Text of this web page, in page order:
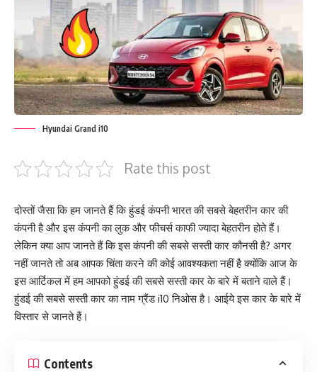
Hyundai Grand i10
Rate this post
दोस्तों जैसा कि हम जानते हैं कि हुंडई कंपनी भारत की सबसे बेहतरीन कार की
कंपनी है और इस कंपनी का लुक और फीचर्स काफी ज्यादा बेहतरीन होते हैं।
लेकिन क्या आप जानते हैं कि इस कंपनी की सबसे सस्ती कार कौनसी है? अगर
नहीं जानते तो अब आपक चिंता करने की कोई आवश्यकता नहीं है क्योंकि आज के
इस आर्टिकल में हम आपको हुंडई की सबसे सस्ती कार के बारे में बताने वाले हैं।
हुंडई की सबसे सस्ती कार का नाम ग्रैंड i10 निओस है। आईये इस कार के बारे में
विस्तार से जानते हैं।
Contents